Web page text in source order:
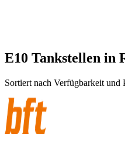
E10 Tankstellen in
Sortiert nach Verfügbarkeit und